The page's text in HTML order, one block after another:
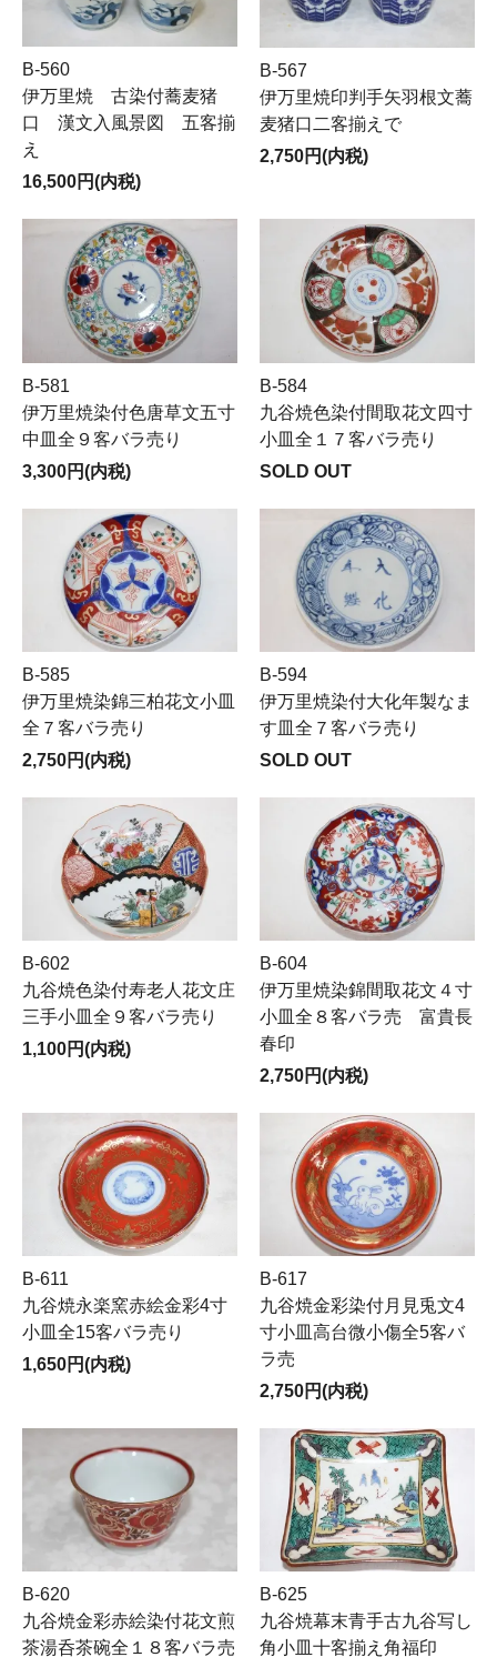
B-560
伊万里焼 古染付蕎麦猪
口 漢文入風景図 五客揃
え
16,500円(内税)
B-567
伊万里焼印判手矢羽根文蕎
麦猪口二客揃えで
2,750円(内税)
B-581
伊万里焼染付色唐草文五寸
中皿全９客バラ売り
3,300円(内税)
B-584
九谷焼色染付間取花文四寸
小皿全１７客バラ売り
SOLD OUT
B-585
伊万里焼染錦三柏花文小皿
全７客バラ売り
2,750円(内税)
B-594
伊万里焼染付大化年製なま
す皿全７客バラ売り
SOLD OUT
B-602
九谷焼色染付寿老人花文庄
三手小皿全９客バラ売り
1,100円(内税)
B-604
伊万里焼染錦間取花文４寸
小皿全８客バラ売 富貴長
春印
2,750円(内税)
B-611
九谷焼永楽窯赤絵金彩4寸
小皿全15客バラ売り
1,650円(内税)
B-617
九谷焼金彩染付月見兎文4
寸小皿高台微小傷全5客バ
ラ売
2,750円(内税)
B-620
九谷焼金彩赤絵染付花文煎
茶湯呑茶碗全１８客バラ売
B-625
九谷焼幕末青手古九谷写し
角小皿十客揃え角福印